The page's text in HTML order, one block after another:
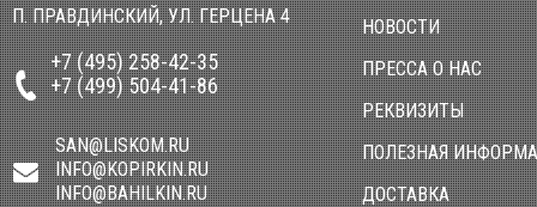
П. ПРАВДИНСКИЙ, УЛ. ГЕРЦЕНА 4
+7 (495) 258-42-35
+7 (499) 504-41-86
SAN@LISKOM.RU
INFO@KOPIRKIN.RU
INFO@BAHILKIN.RU
НОВОСТИ
ПРЕССА О НАС
РЕКВИЗИТЫ
ПОЛЕЗНАЯ
ДОСТАВКА